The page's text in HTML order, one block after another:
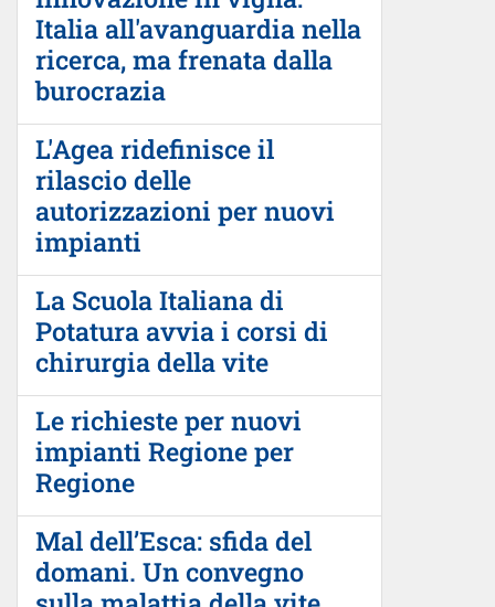
Italia all'avanguardia nella
ricerca, ma frenata dalla
burocrazia
L'Agea ridefinisce il
rilascio delle
autorizzazioni per nuovi
impianti
La Scuola Italiana di
Potatura avvia i corsi di
chirurgia della vite
Le richieste per nuovi
impianti Regione per
Regione
Mal dell’Esca: sfida del
domani. Un convegno